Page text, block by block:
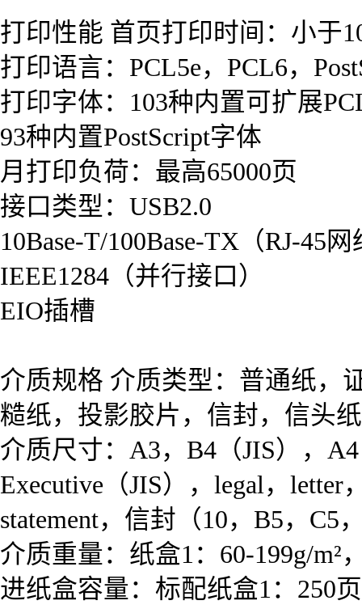
打印性能 首页打印时间：小于
打印语言：PCL5e，PCL6，
打印字体：103种内置可扩展
93种内置PostScript字体
月打印负荷：最高65000页
接口类型：USB2.0
10Base-T/100Base-TX（RJ-45
IEEE1284（并行接口）
EIO插槽
介质规格 介质类型：普通纸，
糙纸，投影胶片，信封，信头
介质尺寸：A3，B4（JIS），
Executive（JIS），legal，
statement，信封（10，B5，
介质重量：纸盒1：60-199g/m²
进纸盒容量：标配纸盒1：250页